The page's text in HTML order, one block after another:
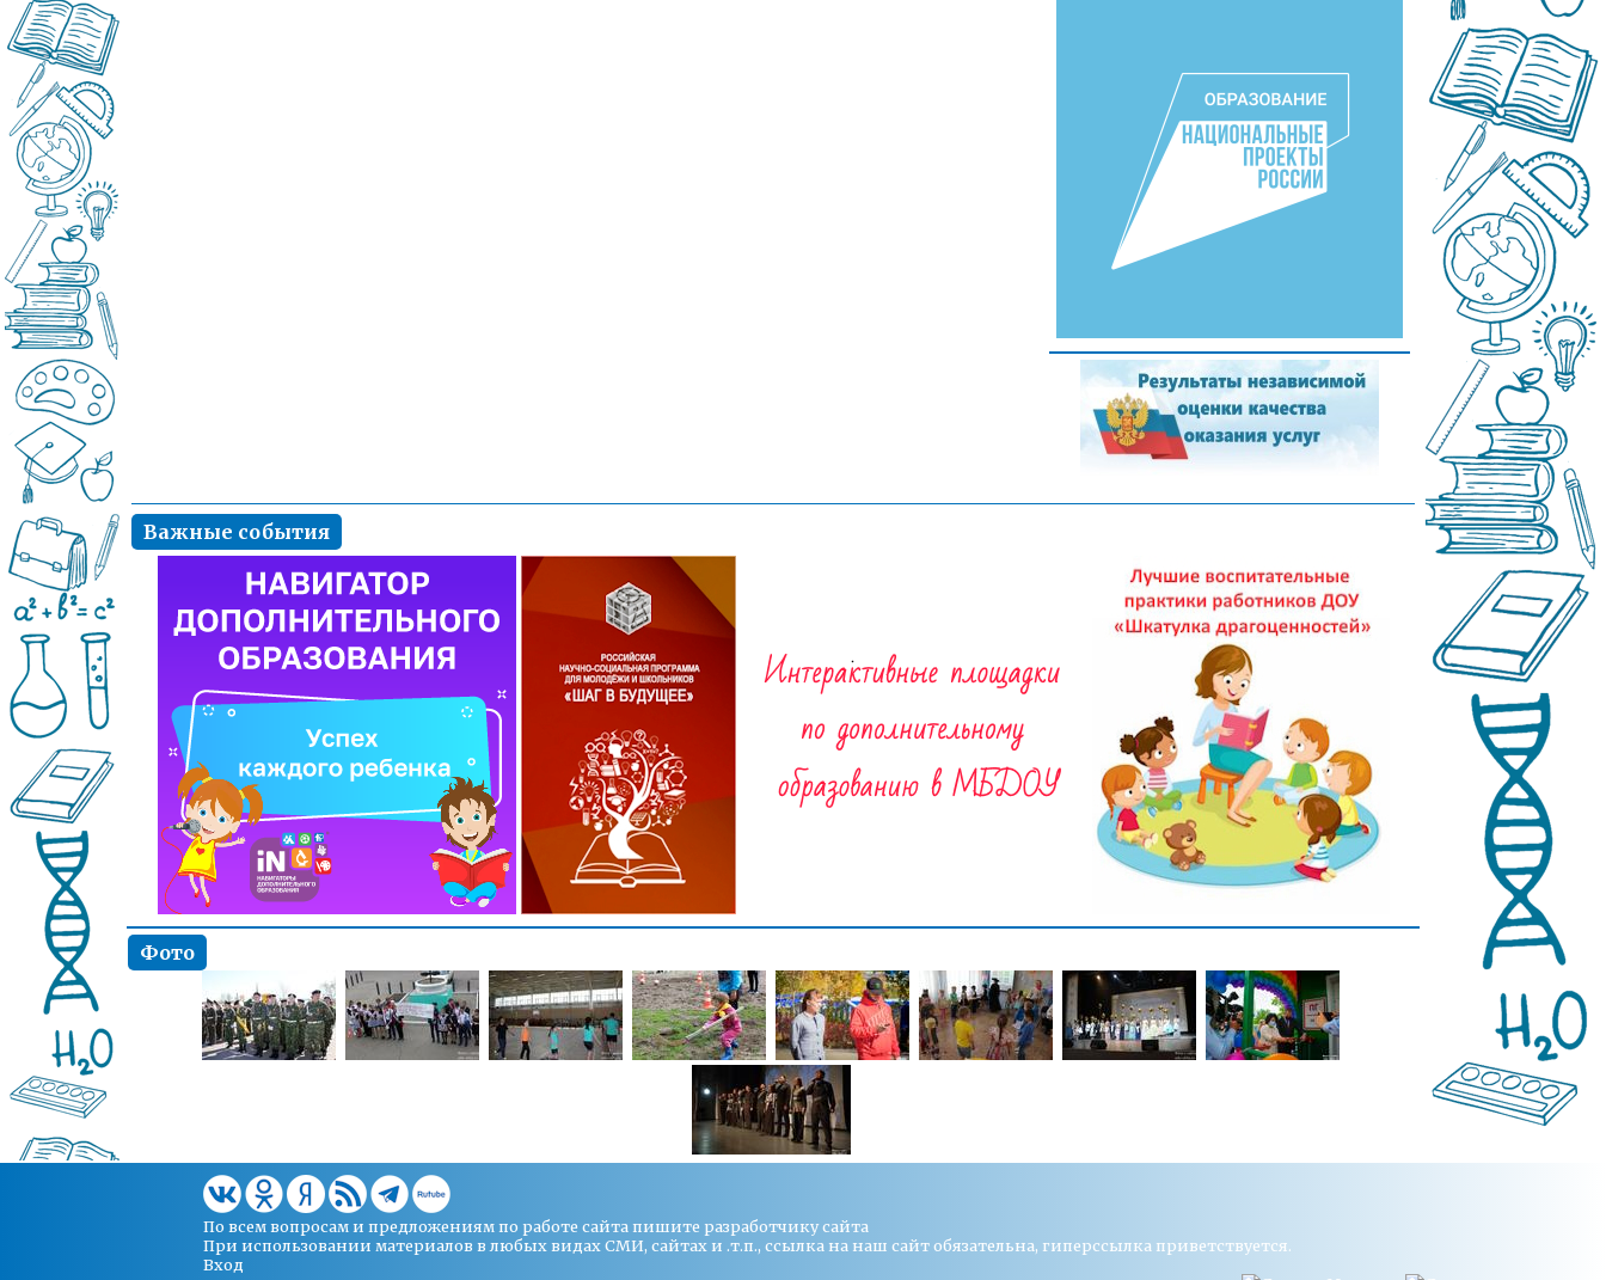
Важные события
Фото
По всем вопросам и предложениям по работе сайта пишите разработчику сайта
При использовании материалов в любых видах СМИ, сайтах и .т.п., ссылка на наш сайт обязательна, гиперссылка приветствуется.
Вход